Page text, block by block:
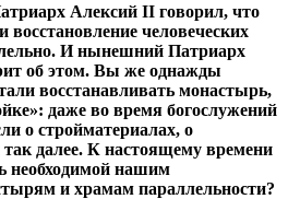
Алексий II говорил, что
восстановление человеческих
И нынешний Патриарх
об этом. Вы же однажды
восстанавливать монастырь,
даже во время богослужений
о стройматериалах, о
далее. К настоящему времени
необходимой нашим
и храмам параллельности?